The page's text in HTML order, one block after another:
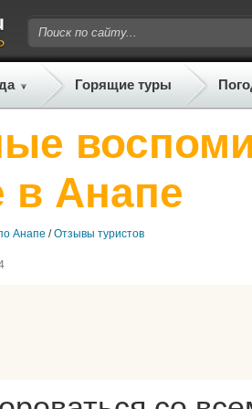
Горящие туры
в Анапе
Анапе /Отзывы туристов